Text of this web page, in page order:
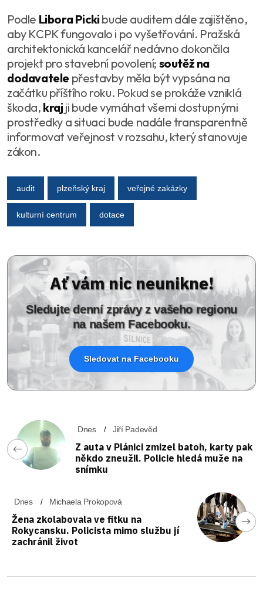
Podle Libora Pickibude auditem dále zajištěno,
aby KCPK fungovalo i po vyšetřování. Pražská
architektonická kancelář nedávno dokončila
projekt pro stavební povolení; soutěž na
dodavatele přestavby měla být vypsána na
začátku příštího roku. Pokud se prokáže vzniklá
škoda, krajji bude vymáhat všemi dostupnými
prostředky a situaci bude nadále transparentně
informovat veřejnost v rozsahu, který stanovuje
zákon.
audit plzeňský kraj veřejné zakázky
kulturní centrum dotace
Ať vám nic neunikne!
Sledujte denní zprávy z vašeho regionu
na našem Facebooku.
Sledovat na Facebooku
Dnes Jiří Padevěd
Z auta v Plánici zmizel batoh, karty pak
někdo zneužil. Policie hledá muže na
snímku
Dnes Michaela Prokopová
Žena zkolabovala ve fitku na
Rokycansku. Policista mimo službu jí
zachránil život